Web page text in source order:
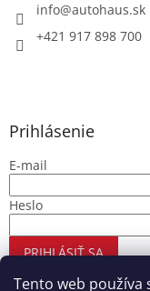
Tento web používa
info@autohaus.sk
+421 917 898 700
Prihlásenie
E-mail
Heslo
PRIHLÁSIŤ SA
Nová registrácia